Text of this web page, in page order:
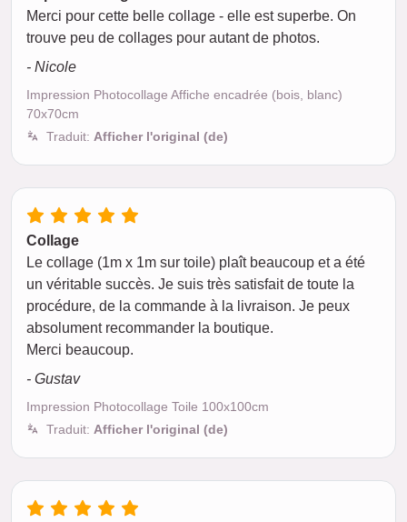
Merci pour cette belle collage - elle est superbe. On
trouve peu de collages pour autant de photos.
- Nicole
Impression Photocollage Affiche encadrée (bois, blanc)
70x70cm
Traduit: Afficher l'original (de)
Collage
Le collage (1m x 1m sur toile) plaît beaucoup et a été
un véritable succès. Je suis très satisfait de toute la
procédure, de la commande à la livraison. Je peux
absolument recommander la boutique.
Merci beaucoup.
- Gustav
Impression Photocollage Toile 100x100cm
Traduit: Afficher l'original (de)